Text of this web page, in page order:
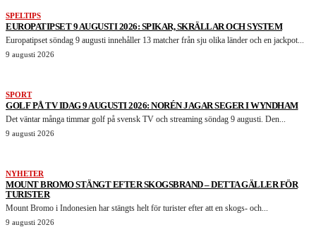
SPELTIPS
EUROPATIPSET 9 AUGUSTI 2026: SPIKAR, SKRÄLLAR OCH SYSTEM
Europatipset söndag 9 augusti innehåller 13 matcher från sju olika länder och en jackpot...
9 augusti 2026
SPORT
GOLF PÅ TV IDAG 9 AUGUSTI 2026: NORÉN JAGAR SEGER I WYNDHAM
Det väntar många timmar golf på svensk TV och streaming söndag 9 augusti. Den...
9 augusti 2026
NYHETER
MOUNT BROMO STÄNGT EFTER SKOGSBRAND – DETTA GÄLLER FÖR
TURISTER
Mount Bromo i Indonesien har stängts helt för turister efter att en skogs- och...
9 augusti 2026